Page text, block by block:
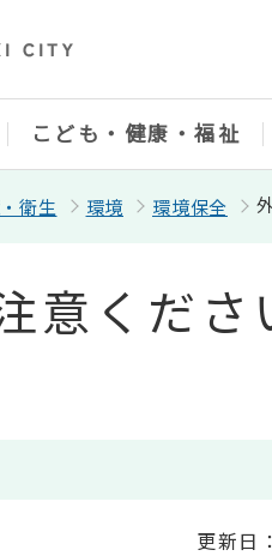
こども・健康・福祉
衛生 環境 環境保全
意くだ
更新日